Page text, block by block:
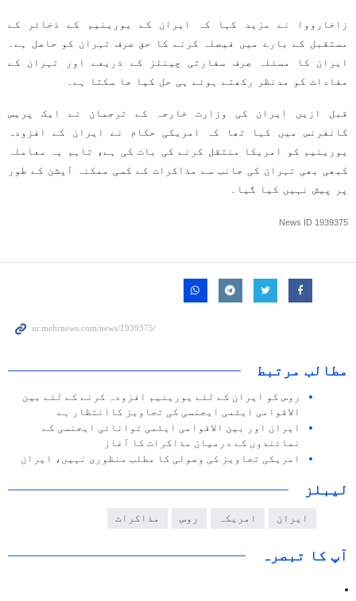
زاخارووا نے مزید کہا کہ ایران کے یورینیم کے ذخائر کے
مستقبل کے بارے میں فیصلہ کرنے کا حق صرف تہران کو حاصل ہے۔
ایران کا مسئلہ صرف سفارتی چینلز کے ذریعے اور تہران کے
مفادات کو مدنظر رکھتے ہوئے ہی حل کیا جا سکتا ہے۔
قبل ازیں ایران کی وزارت خارجہ کے ترجمان نے ایک پریس
کانفرنس میں کہا تھا کہ امریکی حکام نے ایران کے افزودہ
یورینیم کو امریکا منتقل کرنے کی بات کی ہے، تاہم یہ معاملہ
کبھی بھی تہران کی جانب سے مذاکرات کے کسی ممکنہ آپشن کے طور
پر پیش نہیں کیا گیا۔
News ID 1939375
مطالب مرتبط
روس کو ایران کے لئے یورینیم افزودہ کرنے کے لئے بین
الاقوامی ایٹمی ایجنسی کی تجاویز کاانتظار ہے
ایران اور بین الاقوامی ایٹمی توانائی ایجنسی کے
نمائندوں کے درمیان مذاکرات کا آغاز
امریکی تجاویز کی وصولی کا مطلب منظوری نہیں، ایران
لیبلز
ایران امریکہ روس مذاکرات
آپ کا تبصرہ